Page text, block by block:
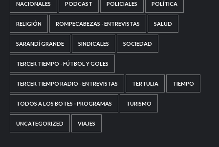
NACIONALES PODCAST POLICIALES POLÍTICA
RELIGIÓN ROMPECABEZAS - ENTREVISTAS SALUD
SARANDÍ GRANDE SINDICALES SOCIEDAD
TERCER TIEMPO - FÚTBOL Y GOLES
TERCER TIEMPO RADIO - ENTREVISTAS TERTULIA TIEMPO
TODOS A LOS BOTES - PROGRAMAS TURISMO
UNCATEGORIZED VIAJES